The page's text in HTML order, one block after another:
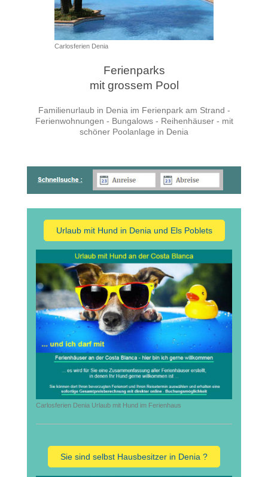
Carlosferien Denia
Ferienparks
mit grossem Pool
Familienurlaub in Denia im Ferienpark am Strand -
Ferienwohnungen - Bungalows - Reihenhäuser - mit
schöner Poolanlage in Denia
Urlaub mit Hund in Denia und Els Poblets
Carlosferien Denia Urlaub mit Hund im Ferienhaus
Sie sind selbst Hausbesitzer in Denia ?